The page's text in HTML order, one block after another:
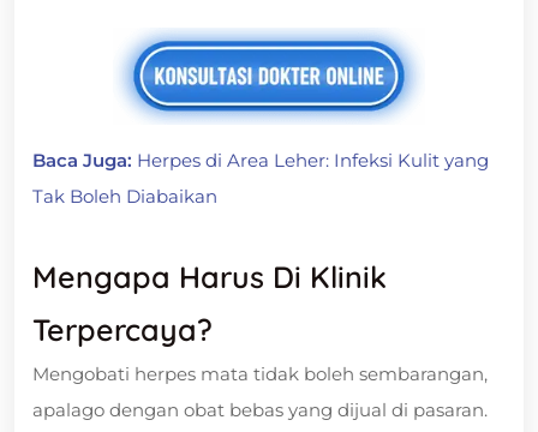
Baca Juga: Herpes di Area Leher: Infeksi Kulit yang
Tak Boleh Diabaikan
Mengapa Harus Di Klinik
Terpercaya?
Mengobati herpes mata tidak boleh sembarangan,
apalago dengan obat bebas yang dijual di pasaran.